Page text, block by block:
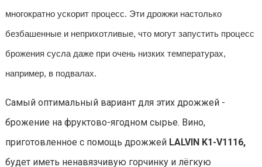
многократно ускорит процесс. Эти дрожжи настолько
безбашенные и неприхотливые, что могут запустить процесс
брожения сусла даже при очень низких температурах,
например, в подвалах.
Самый оптимальный вариант для этих дрожжей -
брожение на фруктово-ягодном сырье. Вино,
приготовленное с помощь дрожжей LALVIN K1-V1116,
будет иметь ненавязчивую горчинку и лёгкую